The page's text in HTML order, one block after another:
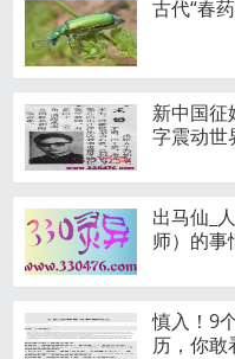
古代“春
新中国征
字震动世
出马仙_
师）的事
慎入！9
历，你敢